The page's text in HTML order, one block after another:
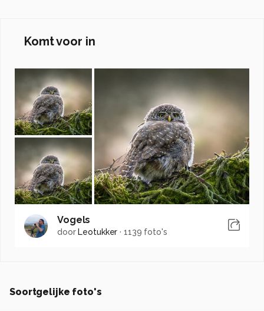
Komt voor in
Vogels
door Leotukker · 1139 foto's
Soortgelijke foto's